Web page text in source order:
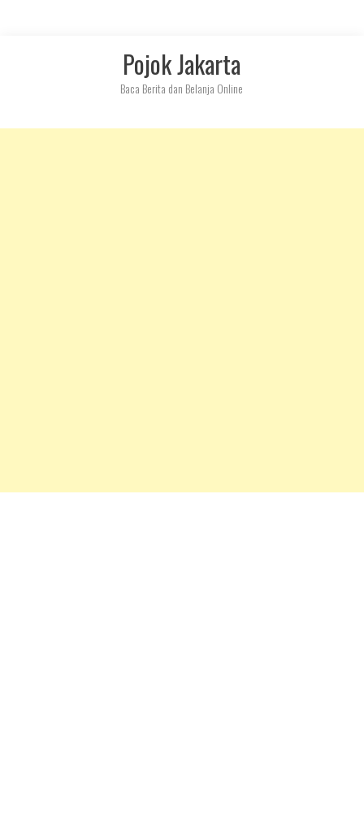
Pojok Jakarta
Baca Berita dan Belanja Online